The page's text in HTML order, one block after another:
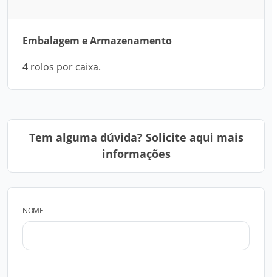
Embalagem e Armazenamento
4 rolos por caixa.
Tem alguma dúvida? Solicite aqui mais
informações
NOME